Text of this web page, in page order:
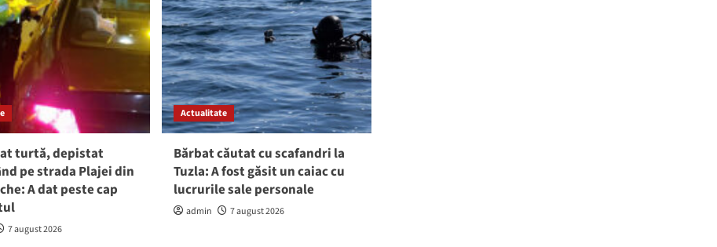
turtă, depistat
pe strada Plajei din
A dat peste cap
7 august 2026
Actualitate
Bărbat căutat cu scafandri la
Tuzla: A fost găsit un caiac cu
lucrurile sale personale
admin 7 august 2026